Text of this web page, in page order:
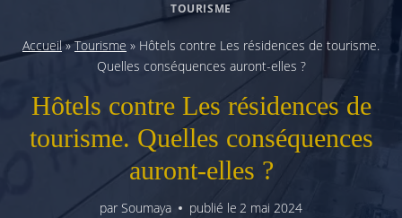
TOURISME
Accueil»Tourisme » Hôtels contre Les résidences de tourisme.
Quelles conséquences auront-elles ?
Hôtels contre Les résidences de
tourisme. Quelles conséquences
auront-elles ?
par Soumaya publié le 2 mai 2024